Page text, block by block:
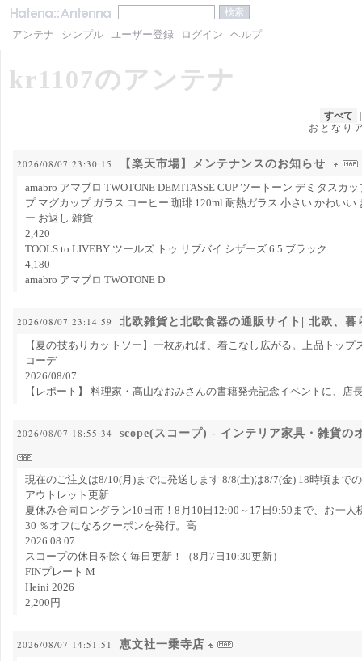
アンテナ シンプル ユーザー登録 ログイン ヘルプ
kr1107のアンテナ
すべて
おとなり
2026/08/07 23:30:15 【楽天市場】メンテナンスのお知らせ
amabro アマブロ TWOTONE DEMITASSE CUP ツートーン デミタスカ
プ マグカップ ガラス コーヒー 珈琲 120ml 耐熱ガラス 小さい かわいい
ー お返し 雑貨
2,420
TOOLS to LIVEBY ツールズ トゥ リブバイ シザーズ 6.5 ブラック
4,180
amabro アマブロ TWOTONE D
2026/08/07 23:14:59 北欧雑貨と北欧食器の通販サイト| 北欧、暮
【夏の技ありカットソー】一枚あれば、着こなし広がる。上品トッ
コーデ
2026/08/07
【レポート】 料理家・高山なおみさんの書籍発売記念イベントに、店
2026/08/07 18:55:34 scope(スコープ) - インテリア家具・雑貨の
現在のご注文は8/10(月)までに発送します 8/8(土)は8/7(金) 18時頃まで
アウトレット更新
夏休み合同ロングラン10日市！8月10日12:00～17日9:59まで、お一人
30 ％オフになるクーポンを発行。高
2026.08.07
スコープの休日を除く毎日更新！（8月7日10:30更新）
FINプレート M
Heini 2026
2,200円
2026/08/07 14:51:51 恵文社一乗寺店